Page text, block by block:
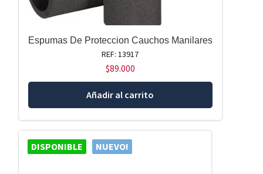
Espumas De Proteccion Cauchos Manilares
REF: 13917
$89.000
Añadir al carrito
DISPONIBLE NUEVO!